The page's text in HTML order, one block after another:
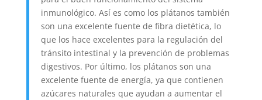
inmunológico. Así es como los plátanos también
son una excelente fuente de fibra dietética, lo
que los hace excelentes para la regulación del
tránsito intestinal y la prevención de problemas
digestivos. Por último, los plátanos son una
excelente fuente de energía, ya que contienen
azúcares naturales que ayudan a aumentar el